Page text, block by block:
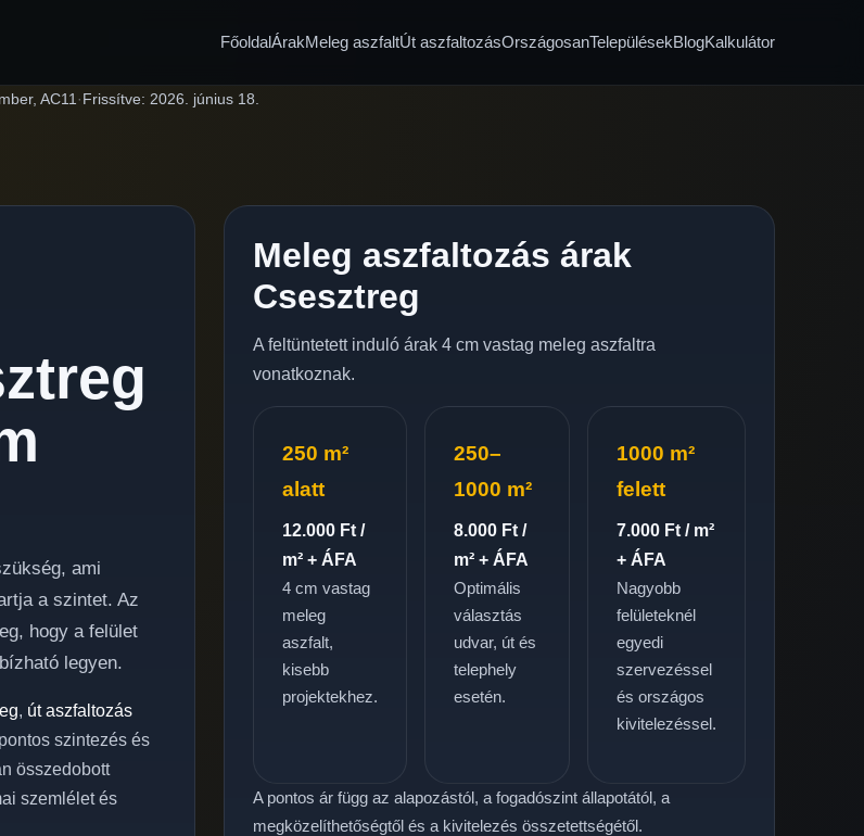
FőoldalÁrakMeleg aszfaltÚt aszfaltozásOrszágosanTelepülésekBlogKalkulátor
AC11 ·Frissítve: 2026. június 18.
ami
a szintet. Az
hogy a felület
legyen.
, út aszfaltozás
szintezés és
összedobott
szemlélet és
Meleg aszfaltozás árak
Csesztreg
A feltüntetett induló árak 4 cm vastag meleg aszfaltra
vonatkoznak.
250 m²
alatt
12.000 Ft /
m² + ÁFA
4 cm vastag
meleg
aszfalt,
kisebb
projektekhez.
250–
1000 m²
8.000 Ft /
m² + ÁFA
Optimális
választás
udvar, út és
telephely
esetén.
1000 m²
felett
7.000 Ft / m²
+ ÁFA
Nagyobb
felületeknél
egyedi
szervezéssel
és országos
kivitelezéssel.
A pontos ár függ az alapozástól, a fogadószint állapotától, a
megközelíthetőségtől és a kivitelezés összetettségétől.